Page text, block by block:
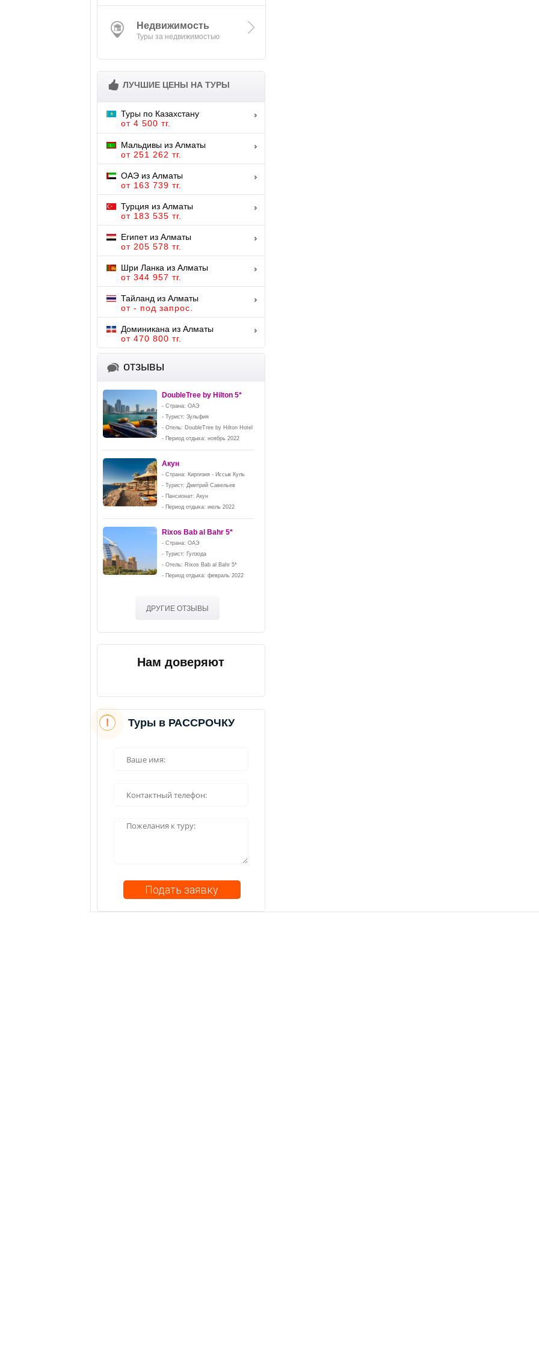
Недвижимость
ЛУЧШИЕ ЦЕНЫ НА ТУРЫ
Туры по Казахстану
от 4 500 тг.
Мальдивы из Алматы
от 251 262 тг.
ОАЭ из Алматы
от 163 739 тг.
Турция из Алматы
от 183 535 тг.
Египет из Алматы
от 205 578 тг.
Шри Ланка из Алматы
от 344 957 тг.
Тайланд из Алматы
от - под запрос.
Доминикана из Алматы
от 470 800 тг.
отзывы
DoubleTree by Hilton 5*
- Страна: ОАЭ
- Турист: Зульфия
- Отель: DoubleTree by Hilton Hotel
- Период отдыха: ноябрь 2022
Акун
- Страна: Киргизия - Иссык Куль
- Турист: Дмитрий Савельев
- Пансионат: Акун
- Период отдыха: июль 2022
Rixos Bab al Bahr 5*
- Страна: ОАЭ
- Турист: Гулзода
- Отель: Rixos Bab al Bahr 5*
- Период отдыха: февраль 2022
ДРУГИЕ ОТЗЫВЫ
Нам доверяют
! Туры в РАССРОЧКУ